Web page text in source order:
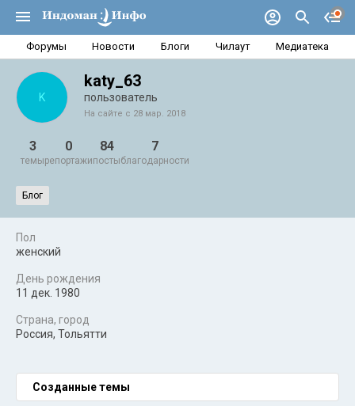
Форумы Новости Блоги Чилаут Медиатека
K
katy_63
пользователь
На сайте с 28 мар. 2018
3
темы
0
репортажи
84
посты
7
благодарности
Блог
Пол
женский
День рождения
11 дек. 1980
Страна, город
Россия, Тольятти
Созданные темы